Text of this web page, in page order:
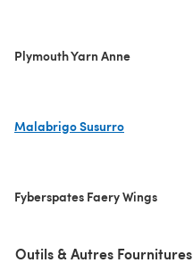
Plymouth Yarn Anne
Malabrigo Susurro
Fyberspates Faery Wings
Outils & Autres Fournitures